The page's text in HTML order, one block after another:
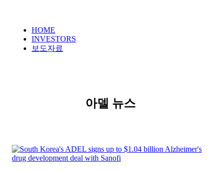
HOME
INVESTORS
보도자료
아델 뉴스